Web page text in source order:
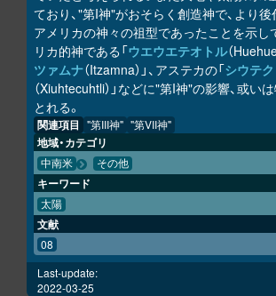
ており、"第I神"がおそらく創造神で、より
アメリカの神々の祖型であったことを示し
リカ的神である「ウエウエテオトル（
ツァムナ（Itzamna）」、アステカの「シウテク
（Xiuhtecuhtli）」などに"第I神"の影響、或い
とれる。
関連項目 "第III神" "第VII神"
地域・カテゴリ
中南米 その他
キーワード
太陽
文献
08
Last-update:
2022-03-25